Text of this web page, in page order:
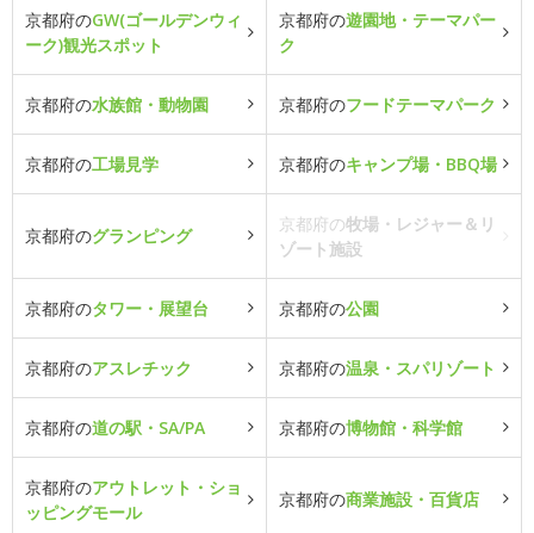
京都府のGW(ゴールデンウィ
ーク)観光スポット
京都府の遊園地・テーマパー
ク
京都府の水族館・動物園 京都府のフードテーマパーク
京都府の工場見学 京都府のキャンプ場・BBQ場
京都府のグランピング
京都府の牧場・レジャー＆リ
ゾート施設
京都府のタワー・展望台 京都府の公園
京都府のアスレチック 京都府の温泉・スパリゾート
京都府の道の駅・SA/PA 京都府の博物館・科学館
京都府のアウトレット・ショ
ッピングモール
京都府の商業施設・百貨店